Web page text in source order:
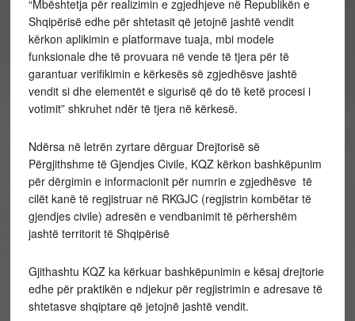
“Mbështetja për realizimin e zgjedhjeve në Republikën e
Shqipërisë edhe për shtetasit që jetojnë jashtë vendit
kërkon aplikimin e platformave tuaja, mbi modele
funksionale dhe të provuara në vende të tjera për të
garantuar verifikimin e kërkesës së zgjedhësve jashtë
vendit si dhe elementët e sigurisë që do të ketë procesi i
votimit” shkruhet ndër të tjera në kërkesë.
Ndërsa në letrën zyrtare dërguar Drejtorisë së
Përgjithshme të Gjendjes Civile, KQZ kërkon bashkëpunim
për dërgimin e informacionit për numrin e zgjedhësve të
cilët kanë të regjistruar në RKGJC (regjistrin kombëtar të
gjendjes civile) adresën e vendbanimit të përhershëm
jashtë territorit të Shqipërisë
Gjithashtu KQZ ka kërkuar bashkëpunimin e kësaj drejtorie
edhe për praktikën e ndjekur për regjistrimin e adresave të
shtetasve shqiptare që jetojnë jashtë vendit.